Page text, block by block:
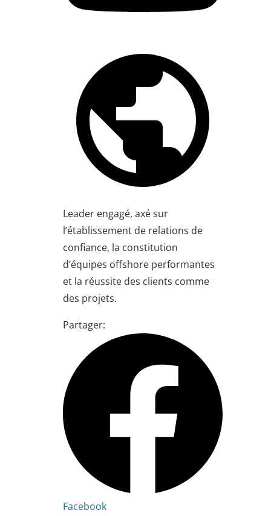
Leader engagé, axé sur
l’établissement de relations de
confiance, la constitution
d’équipes offshore performantes
et la réussite des clients comme
des projets.
Partager:
Facebook